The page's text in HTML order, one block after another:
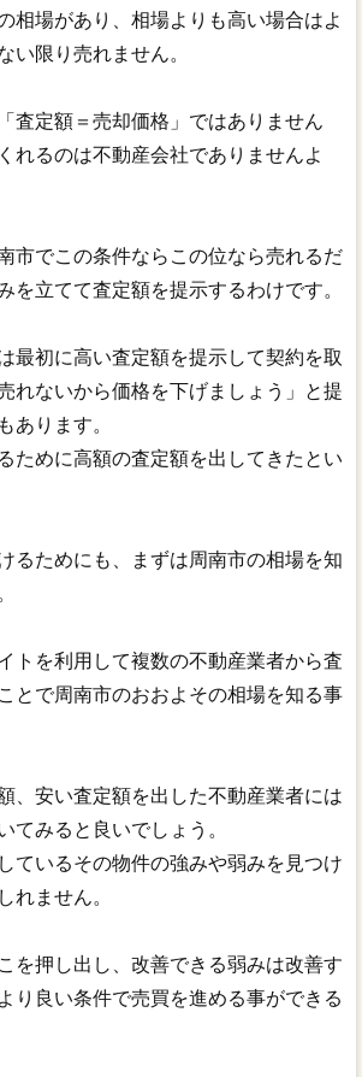
相場があり、相場よりも高い場合はよ
い限り売れません。
査定額＝売却価格」ではありません
れるのは不動産会社でありませんよ
市でこの条件ならこの位なら売れるだ
を立てて査定額を提示するわけです。
最初に高い査定額を提示して契約を取
れないから価格を下げましょう」と提
あります。
ために高額の査定額を出してきたとい
るためにも、まずは周南市の相場を知
トを利用して複数の不動産業者から査
とで周南市のおおよその相場を知る事
、安い査定額を出した不動産業者には
てみると良いでしょう。
ているその物件の強みや弱みを見つけ
れません。
を押し出し、改善できる弱みは改善す
り良い条件で売買を進める事ができる